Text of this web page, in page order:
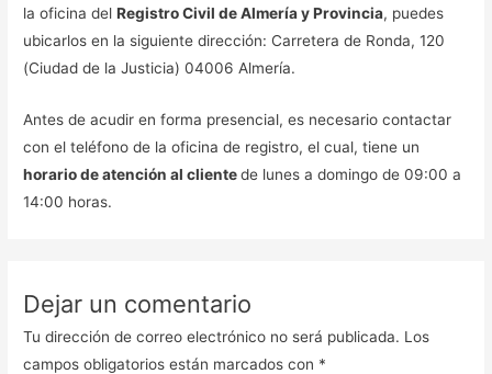
la oficina delRegistro Civil de Almería y Provincia, puedes
ubicarlos en la siguiente dirección: Carretera de Ronda, 120
(Ciudad de la Justicia) 04006 Almería.
Antes de acudir en forma presencial, es necesario contactar
con el teléfono de la oficina de registro, el cual, tiene un
horario de atención al clientede lunes a domingo de 09:00 a
14:00 horas.
Dejar un comentario
Tu dirección de correo electrónico no será publicada. Los
campos obligatorios están marcados con *